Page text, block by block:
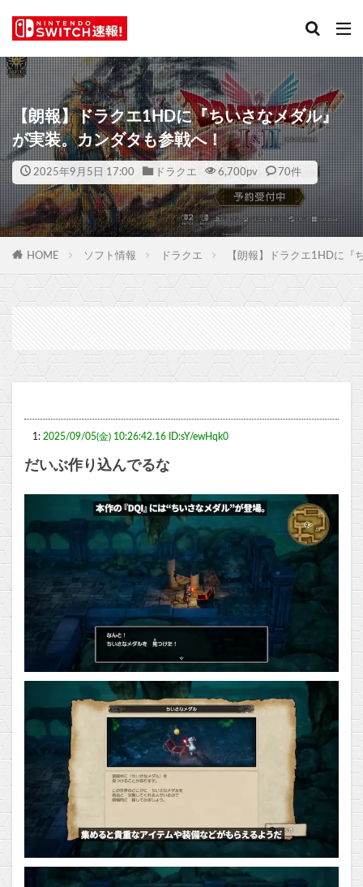
【朗報】ドラクエ1HDに『ちいさなメダル』
が実装。カンダタも参戦へ！
2025年9月5日 17:00 ドラクエ 6,700pv 70件
HOME ソフト情報 ドラクエ 【朗報】ドラクエ1HDに『
1: 2025/09/05(金) 10:26:42.16 ID:sY/ewHqk0
だいぶ作り込んでるな